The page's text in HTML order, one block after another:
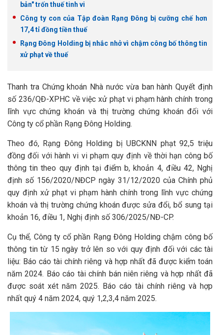
bản" trốn thuế tinh vi
Công ty con của Tập đoàn Rạng Đông bị cưỡng chế hơn
17,4 tỉ đồng tiền thuế
Rạng Đông Holding bị nhắc nhở vì chậm công bố thông tin
xử phạt về thuế
Thanh tra Chứng khoán Nhà nước vừa ban hành Quyết định
số 236/QĐ-XPHC về việc xử phạt vi phạm hành chính trong
lĩnh vực chứng khoán và thị trường chứng khoán đối với
Công ty cổ phần Rạng Đông Holding.
Theo đó, Rạng Đông Holding bị UBCKNN phạt 92,5 triệu
đồng đối với hành vi vi phạm quy định về thời hạn công bố
thông tin theo quy định tại điểm b, khoản 4, điều 42, Nghị
định số 156/2020/NĐCP ngày 31/12/2020 của Chính phủ
quy định xử phạt vi phạm hành chính trong lĩnh vực chứng
khoán và thị trường chứng khoán được sửa đổi, bổ sung tại
khoản 16, điều 1, Nghị định số 306/2025/NĐ-CP.
Cụ thể, Công ty cổ phần Rạng Đông Holding chậm công bố
thông tin từ 15 ngày trở lên so với quy định đối với các tài
liệu: Báo cáo tài chính riêng và hợp nhất đã được kiểm toán
năm 2024. Báo cáo tài chính bán niên riêng và hợp nhất đã
được soát xét năm 2025. Báo cáo tài chính riêng và hợp
nhất quý 4 năm 2024, quý 1,2,3,4 năm 2025.